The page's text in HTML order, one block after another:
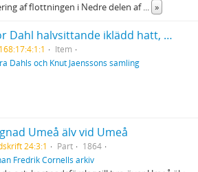
af flottningen i Nedre delen af... »
Theodor Dahl halvsittande iklädd hatt, med käpp i händerna
Item
Dahls och Knut Jaenssons samling
Umeå älv vid Umeå
24:3:1 Part
1864
Fredrik Cornells arkiv